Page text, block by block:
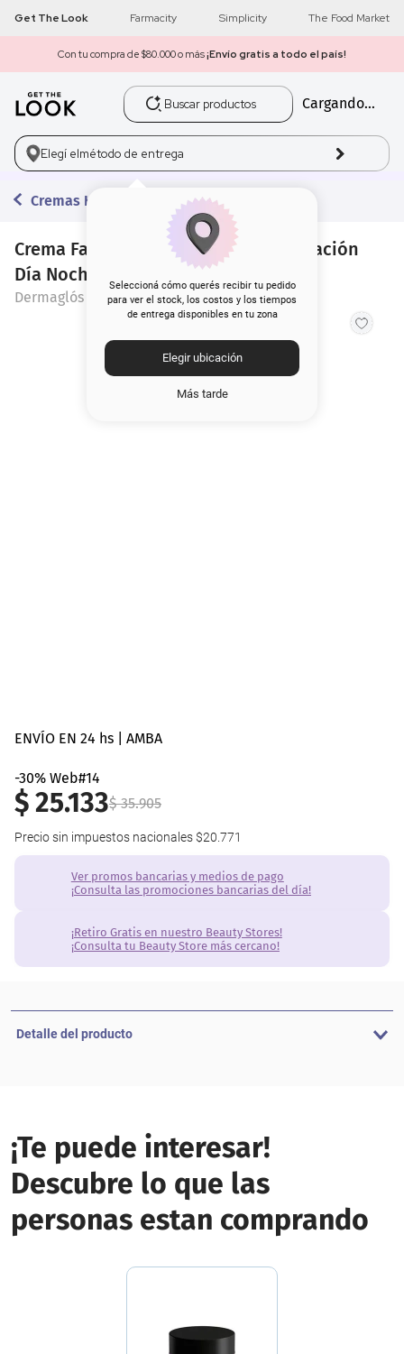
Get The Look Farmacity Simplicity The Food Market
Con tu compra de $80.000 o más¡Envío gratis a todo el país!
Buscar productos
Cargando...
Elegí elmétodo de entrega
Seleccioná cómo querés recibir tu pedido
para ver el stock, los costos y los tiempos
de entrega disponibles en tu zona
Elegir ubicación
Más tarde
Cremas Hidratantes
Crema Facial Dermaglós Ultra Hidratación
Día Noche x 50 g
Dermaglós
ENVÍO EN 24 hs | AMBA
-30% Web#14
$25.133$ 35.905
Precio sin impuestos nacionales $20.771
Ver promos bancarias y medios de pago
¡Consulta las promociones bancarias del día!
¡Retiro Gratis en nuestro Beauty Stores!
¡Consulta tu Beauty Store más cercano!
Detalle del producto
¡Te puede interesar!
Descubre lo que las
personas estan comprando
1 get the look
2 máscara pestañas
3.
5. corrector